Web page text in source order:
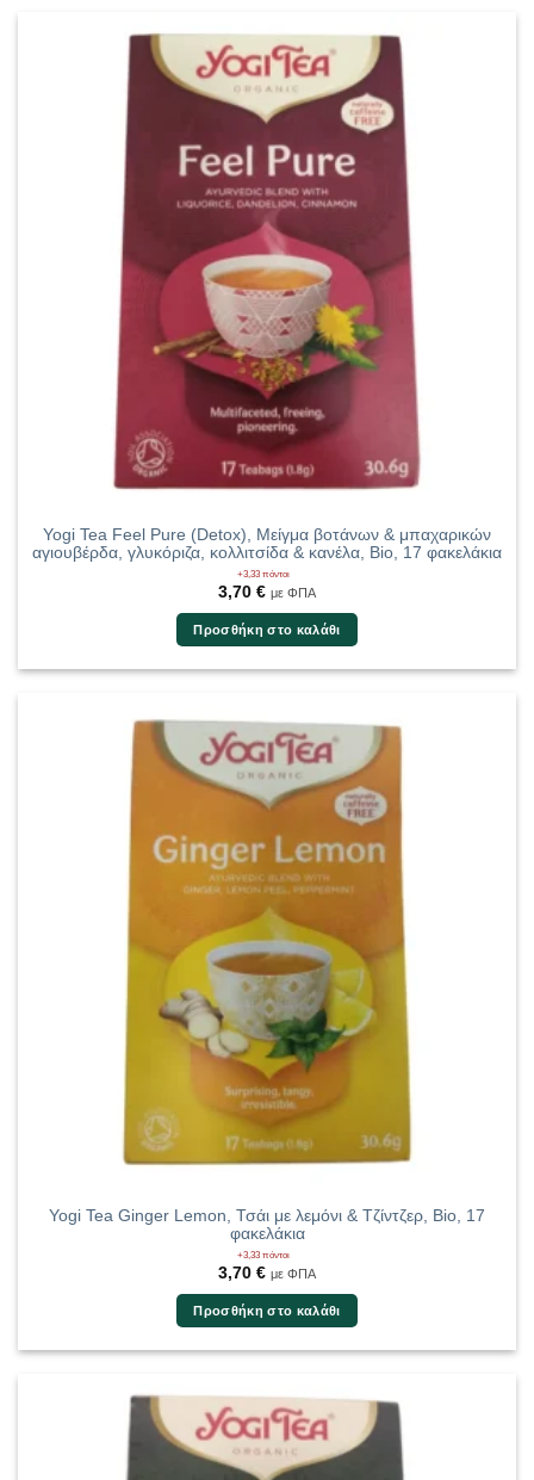
Yogi Tea Feel Pure (Detox), Μείγμα βοτάνων & μπαχαρικών
αγιουβέρδα, γλυκόριζα, κολλιτσίδα & κανέλα, Bio, 17 φακελάκια
+3,33 πόντοι
3,70 € με ΦΠΑ
Προσθήκη στο καλάθι
Yogi Tea Ginger Lemon, Τσάι με λεμόνι & Τζίντζερ, Bio, 17
φακελάκια
+3,33 πόντοι
3,70 € με ΦΠΑ
Προσθήκη στο καλάθι